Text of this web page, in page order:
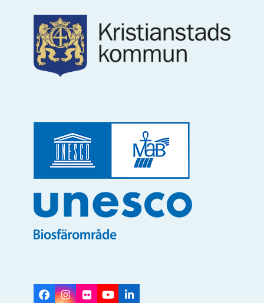
Facebook
Instagram
FlickrYouTubeLinkedIn